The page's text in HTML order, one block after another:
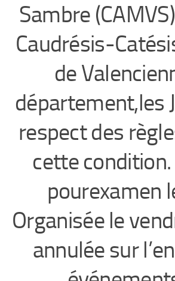
Sambre
Caudrésis-
de
département,les
respect des
cette
pourexamen
Organisée le
annulée sur